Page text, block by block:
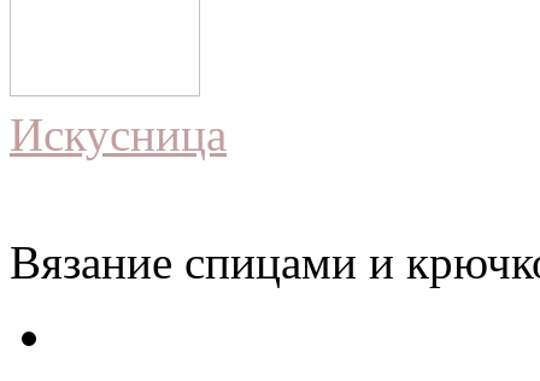
Искусница
Вязание спицами и